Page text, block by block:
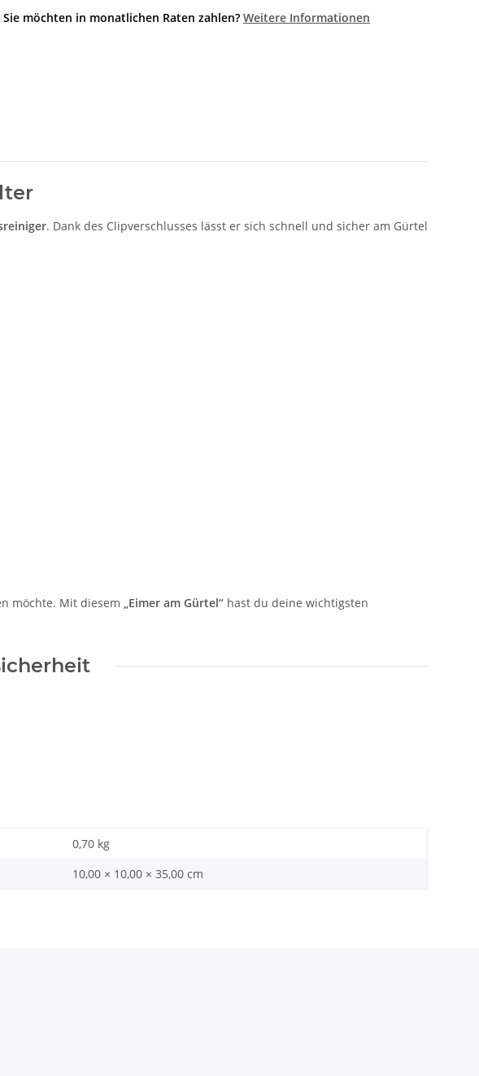
Sie möchten in monatlichen Raten zahlen? Weitere Informationen
. Dank des Clipverschlusses lässt er sich schnell und sicher am Gürtel
möchte. Mit diesem „Eimer am Gürtel“ hast du deine wichtigsten
0,70 kg
10,00 × 10,00 × 35,00 cm